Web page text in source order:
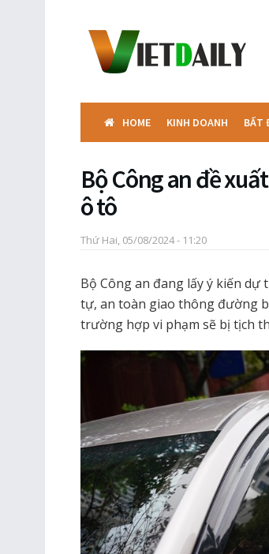
HOME KINH DOANH BẤT
Bộ Công an đề
ô tô
Thứ Hai, 05/08/2024 - 11:20
Bộ Công an đang lấy ý kiến
tự, an toàn giao thông đường
trường hợp vi phạm sẽ bị tịch